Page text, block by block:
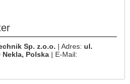
Sp. z.o.o. | Adres: ul.
Nekla, Polska | E-Mail: